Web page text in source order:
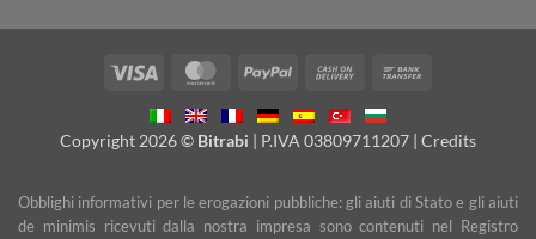
Visa MasterCardPayPal
Cash
Delivery
Copyright 2026 © Bitrabi | P.IVA 03809711207 | Credits
Obblighi informativi per le erogazioni pubbliche: gli aiuti di Stato e gli aiuti
de minimis ricevuti dalla nostra impresa sono contenuti nel Registro